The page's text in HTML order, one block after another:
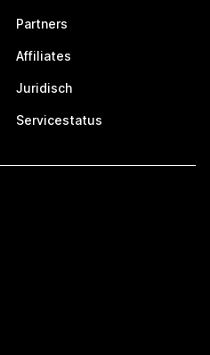
Partners
Affiliates
Juridisch
Servicestatus